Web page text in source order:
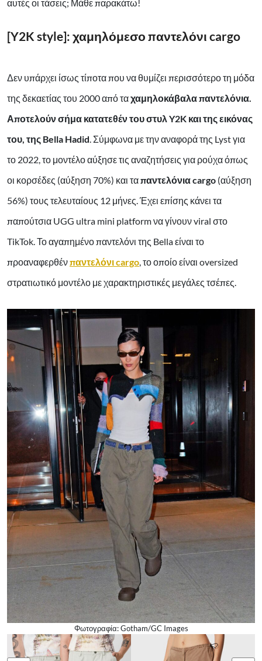
αυτές οι τάσεις; Μάθε παρακάτω!
[Y2K style]: χαμηλόμεσο παντελόνι cargo
Δεν υπάρχει ίσως τίποτα που να θυμίζει περισσότερο τη μόδα
της δεκαετίας του 2000 από ταχαμηλοκάβαλα παντελόνια.
Αποτελούν σήμα κατατεθέν του στυλ Y2K και της εικόνας
του, της Bella Hadid. Σύμφωνα με την αναφορά της Lyst για
το 2022, το μοντέλο αύξησε τις αναζητήσεις για ρούχα όπως
οι κορσέδες (αύξηση 70%) και ταπαντελόνια cargo (αύξηση
56%) τους τελευταίους 12 μήνες. Έχει επίσης κάνει τα
παπούτσια UGG ultra mini platform να γίνουν viral στο
TikTok. Το αγαπημένο παντελόνι της Bella είναι το
προαναφερθένπαντελόνι cargo, το οποίο είναι oversized
στρατιωτικό μοντέλο με χαρακτηριστικές μεγάλες τσέπες.
Φωτογραφία: Gotham/GC Images